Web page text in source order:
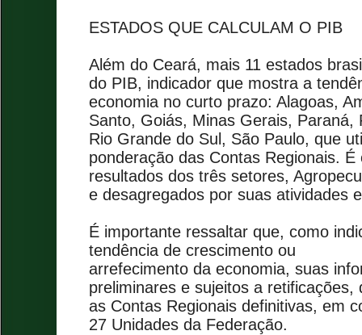
ESTADOS QUE CALCULAM O PIB
Além do Ceará, mais 11 estados
do PIB, indicador que mostra a
economia no curto prazo: Alagoas,
Santo, Goiás, Minas Gerais, Paraná,
Rio Grande do Sul, São Paulo, que
ponderação das Contas Regionais.
resultados dos três setores,
e desagregados por suas atividades
É importante ressaltar que, como
tendência de crescimento ou
arrefecimento da economia, suas
preliminares e sujeitos a retificações,
as Contas Regionais definitivas, em
27 Unidades da Federação.